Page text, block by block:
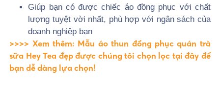
Giúp bạn có được chiếc áo đồng phục với chất
lượng tuyệt vời nhất, phù hợp với ngân sách của
doanh nghiệp bạn
>>>> Xem thêm: Mẫu áo thun đồng phục quán trà
sữa Hey Tea đẹp được chúng tôi chọn lọc tại đây để
bạn dễ dàng lựa chọn!